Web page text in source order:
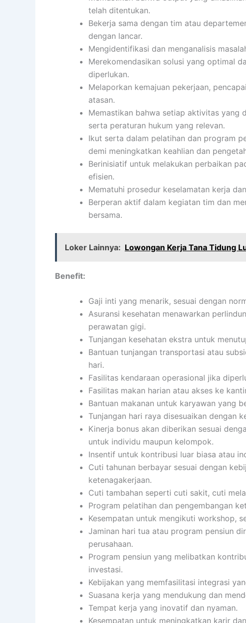
telah ditentukan.
Bekerja sama dengan tim atau
dengan lancar.
Mengidentifikasi dan menganalisis
Merekomendasikan solusi yang optimal
diperlukan.
Melaporkan kemajuan pekerjaan,
atasan.
Memastikan bahwa setiap aktivitas yang
serta peraturan hukum yang relevan.
Ikut serta dalam pelatihan dan program
demi meningkatkan keahlian dan
Berinisiatif untuk melakukan perbaikan
efisien.
Mematuhi prosedur keselamatan kerja
Berperan aktif dalam kegiatan tim dan
bersama.
Loker Lainnya: Lowongan Kerja Tana Tidung
Benefit:
Gaji inti yang menarik, sesuai dengan
Asuransi kesehatan menawarkan
perawatan gigi.
Tunjangan kesehatan ekstra untuk
Bantuan tunjangan transportasi atau
hari.
Fasilitas kendaraan operasional jika
Fasilitas makan harian atau akses ke
Bantuan makanan untuk karyawan yang
Tunjangan hari raya disesuaikan dengan
Kinerja bonus akan diberikan sesuai
untuk individu maupun kelompok.
Insentif untuk kontribusi luar biasa atau
Cuti tahunan berbayar sesuai dengan
ketenagakerjaan.
Cuti tambahan seperti cuti sakit, cuti
Program pelatihan dan pengembangan
Kesempatan untuk mengikuti workshop,
Jaminan hari tua atau program pensiun
perusahaan.
Program pensiun yang melibatkan
investasi.
Kebijakan yang memfasilitasi integrasi
Suasana kerja yang mendukung dan
Tempat kerja yang inovatif dan nyaman.
Kesempatan untuk meningkatkan karir